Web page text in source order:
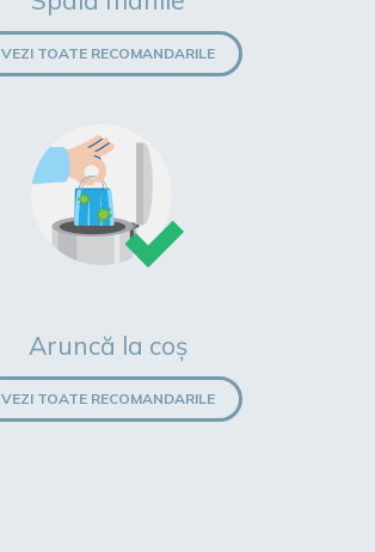
VEZI TOATE RECOMANDARILE
Aruncă la coș
VEZI TOATE RECOMANDARILE